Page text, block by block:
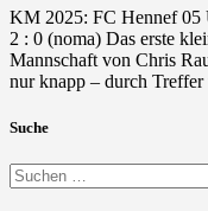
KM 2025: FC Hennef
2 : 0 (noma) Das erste
Mannschaft von Chris
nur knapp – durch
Suche
Suchen
nach: